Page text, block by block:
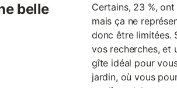
belle
Certains, 23 %,
mais ça ne
donc être limitées.
vos recherches, et
gîte idéal pour
jardin, où vous